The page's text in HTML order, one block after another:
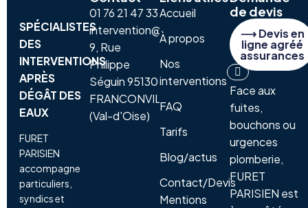
SPÉCIALISTES
DES
INTERVENTIONS
APRÈS
DÉGÂT DES
EAUX
FURET
PARISIEN
accompagne
particuliers,
syndics et
01 76 21 47 33
intervention@furetparisien.fr
9, Rue
Philippe
Séguin 95130
FRANCONVILLE
(Val-d'Oise)
Accueil
À propos
Nos
interventions
FAQ
Tarifs
Blog/actus
Contact/Devis
Mentions
de devis
⟶ Devis en
ligne agréé
assurances
Face aux
fuites,
bouchons ou
urgences
plomberie,
FURET
PARISIEN est